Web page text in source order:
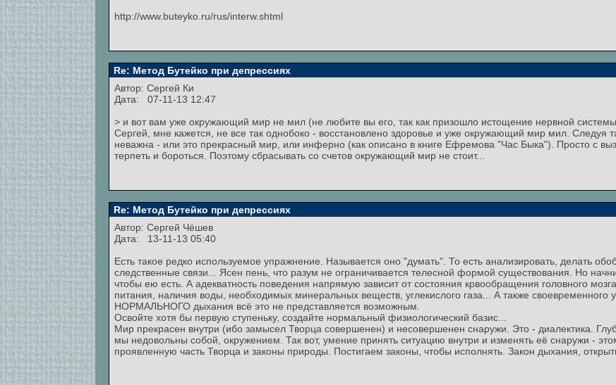
http://www.buteyko.ru/rus/interw.shtml
Re: Метод Бутейко при депрессиях
Автор: Сергей Ки
Дата: 07-11-13 12:47
> и вот вам уже окружающий мир не мил (не любите вы его, так как призошло истощение нервной
Сергей, мне кажется, не все так однобоко - восстановлено здоровье и уже окружающий мир мил. Следуя
неважна - или это прекрасный мир, или инферно (как описано в книге Ефремова "Час Быка"). Просто с
терпеть и бороться. Поэтому сбрасывать со счетов окружающий мир не стоит...
Re: Метод Бутейко при депрессиях
Автор: Сергей Чёшев
Дата: 13-11-13 05:40
Есть такое редко используемое упражнение. Называется оно "думать". То есть анализировать, делать
следственные связи... Ясен пень, что разум не ограничивается телесной формой существования. Но
чтобы ею есть. А адекватность поведения напрямую зависит от состояния крвообращения головного
питания, наличия воды, необходимых минеральных веществ, углекислого газа... А также своевременного
НОРМАЛЬНОГО дыхания всё это не представляется возможным.
Освойте хотя бы первую ступеньку, создайте нормальный физиологический базис...
Мир прекрасен внутри (ибо замысел Творца совершенен) и несовершенен снаружи. Это - диалектика.
мы недовольны собой, окружением. Так вот, умение принять ситуацию внутри и изменять её снаружи -
проявленную часть Творца и законы природы. Постигаем законы, чтобы исполнять. Закон дыхания,